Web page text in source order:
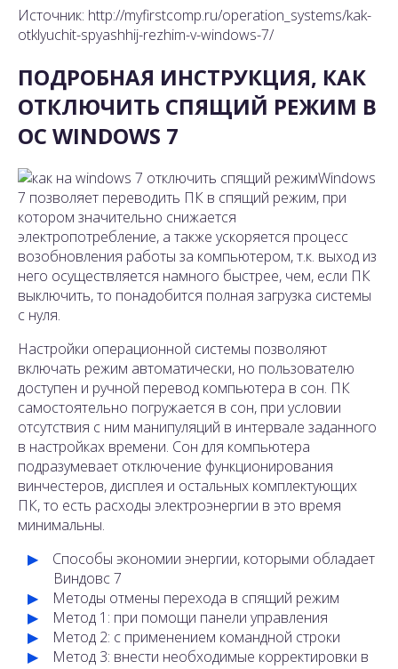
Источник: http://myfirstcomp.ru/operation_systems/kak-
otklyuchit-spyashhij-rezhim-v-windows-7/
ПОДРОБНАЯ ИНСТРУКЦИЯ, КАК
ОТКЛЮЧИТЬ СПЯЩИЙ РЕЖИМ В
ОС WINDOWS 7
Windows
7 позволяет переводить ПК в спящий режим, при
котором значительно снижается
электропотребление, а также ускоряется процесс
возобновления работы за компьютером, т.к. выход из
него осуществляется намного быстрее, чем, если ПК
выключить, то понадобится полная загрузка системы
с нуля.
Настройки операционной системы позволяют
включать режим автоматически, но пользователю
доступен и ручной перевод компьютера в сон. ПК
самостоятельно погружается в сон, при условии
отсутствия с ним манипуляций в интервале заданного
в настройках времени. Сон для компьютера
подразумевает отключение функционирования
винчестеров, дисплея и остальных комплектующих
ПК, то есть расходы электроэнергии в это время
минимальны.
Способы экономии энергии, которыми обладает
Виндовс 7
Методы отмены перехода в спящий режим
Метод 1: при помощи панели управления
Метод 2: с применением командной строки
Метод 3: внести необходимые корректировки в